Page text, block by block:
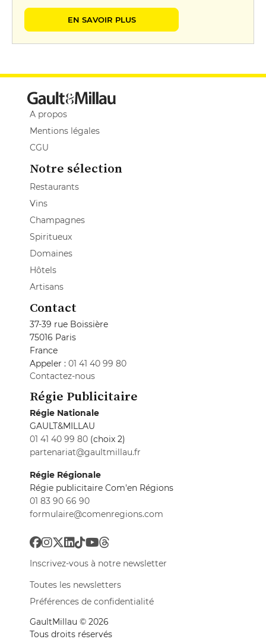
EN SAVOIR PLUS
A propos
Mentions légales
CGU
Notre sélection
Restaurants
Vins
Champagnes
Spiritueux
Domaines
Hôtels
Artisans
Contact
37-39 rue Boissière
75016 Paris
France
Appeler : 01 41 40 99 80
Contactez-nous
Régie Publicitaire
Régie Nationale
GAULT&MILLAU
01 41 40 99 80 (choix 2)
partenariat@gaultmillau.fr
Régie Régionale
Régie publicitaire Com'en Régions
01 83 90 66 90
formulaire@comenregions.com
Inscrivez-vous à notre newsletter
Toutes les newsletters
Préférences de confidentialité
GaultMillau © 2026
Tous droits réservés